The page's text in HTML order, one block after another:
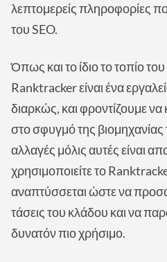
λεπτομερείς πληροφορίες
του SEO.
Όπως και το ίδιο το τοπίο του
Ranktracker είναι ένα
διαρκώς, και φροντίζουμε
στο σφυγμό της βιομηχανίας
αλλαγές μόλις αυτές είναι
χρησιμοποιείτε το
αναπτύσσεται ώστε να
τάσεις του κλάδου και να
δυνατόν πιο χρήσιμο.